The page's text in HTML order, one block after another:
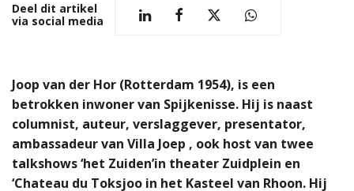
Deel dit artikel
via social media
Joop van der Hor (Rotterdam 1954), is een
betrokken inwoner van Spijkenisse. Hij is naast
columnist, auteur, verslaggever, presentator,
ambassadeur van Villa Joep , ook host van twee
talkshows ‘het Zuiden’in theater Zuidplein en
‘Chateau du Toksjoo in het Kasteel van Rhoon. Hij